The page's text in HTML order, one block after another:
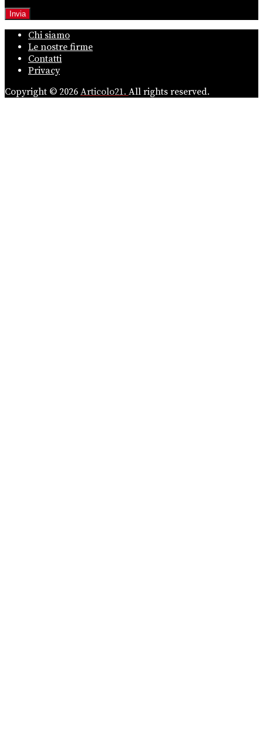
Chi siamo
Le nostre firme
Contatti
Privacy
Copyright © 2026 Articolo21. All rights reserved.